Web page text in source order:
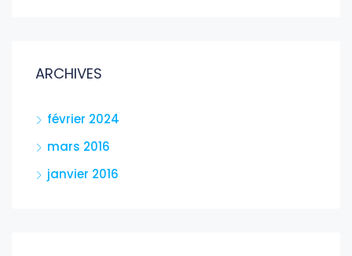
ARCHIVES
février 2024
mars 2016
janvier 2016